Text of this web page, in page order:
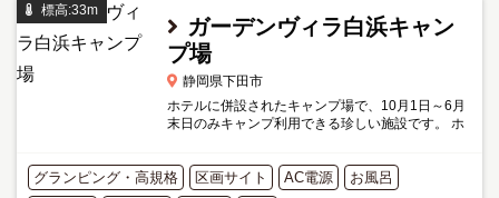
標高:33m
ガーデンヴィラ白浜キャン
プ場
静岡県下田市
ホテルに併設されたキャンプ場で、10月1日～6月
末日のみキャンプ利用できる珍しい施設です。 ホ
泊といった利用がで...
グランピング・高規格 区画サイト AC電源
お風呂